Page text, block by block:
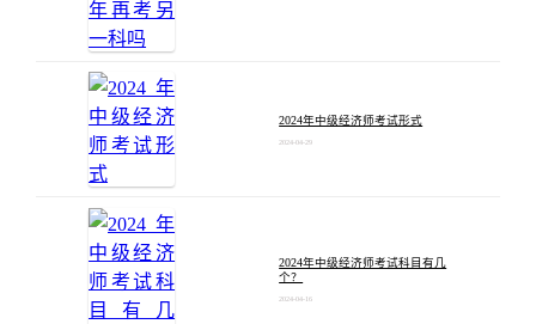
2024年中级经济师考试形式
2024-04-29
2024年中级经济师考试科目有几
个？
2024-04-16